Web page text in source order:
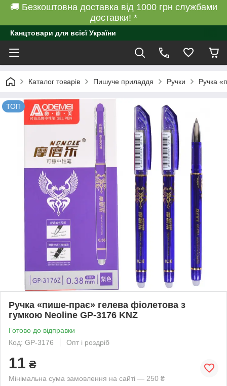
🚚 Безкоштовна доставка від 1000 грн службами
доставки! *
Канцтовари для всієї України
Каталог товарів Пишуче приладдя Ручки Ручка
ТОП
Ручка «пише-прає» гелева фіолетова з
гумкою Neoline GP-3176 KNZ
Готово до відправки
Код: GP-3176
Опт і роздріб
11 ₴
Мінімальна сума замовлення на сайті — 250 ₴